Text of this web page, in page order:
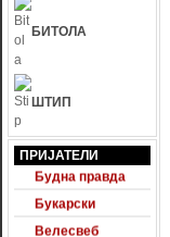
БИТОЛА
ШТИП
ПРИЈАТЕЛИ
24 Фудбал
Будна правда
Букарски
Велесвеб